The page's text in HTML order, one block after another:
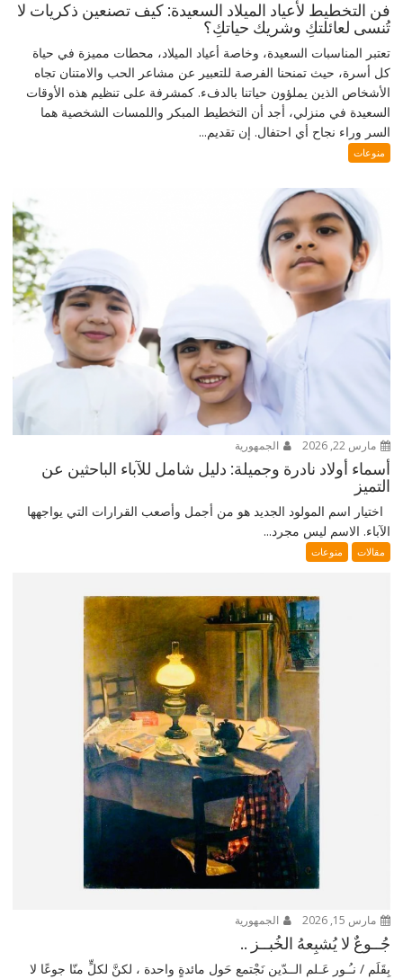
فن التخطيط لأعياد الميلاد السعيدة: كيف تصنعين ذكريات لا
تُنسى لعائلتكِ وشريك حياتكِ؟
تعتبر المناسبات السعيدة، وخاصة أعياد الميلاد، محطات مميزة في حياة
كل أسرة، حيث تمنحنا الفرصة للتعبير عن مشاعر الحب والامتنان تجاه
الأشخاص الذين يملؤون حياتنا بالدفء. كمشرفة على تنظيم هذه الأوقات
السعيدة في منزلي، أجد أن التخطيط المبكر واللمسات الشخصية هما
السر وراء نجاح أي احتفال. إن تقديم...
منوعات
مارس 22, 2026 الجمهورية
أسماء أولاد نادرة وجميلة: دليل شامل للآباء الباحثين عن
التميز
اختيار اسم المولود الجديد هو من أجمل وأصعب القرارات التي يواجهها
الآباء. الاسم ليس مجرد...
مقالات منوعات
مارس 15, 2026 الجمهورية
جُــوعٌ لا يُشبِعهُ الخُبــز ..
بِقَلَم / نـُـور عَـلم الــدّين نَجْتمع حَول مائدةٍ واحدة ، لكنَّ لكلٍّ منّا جوعًا لا